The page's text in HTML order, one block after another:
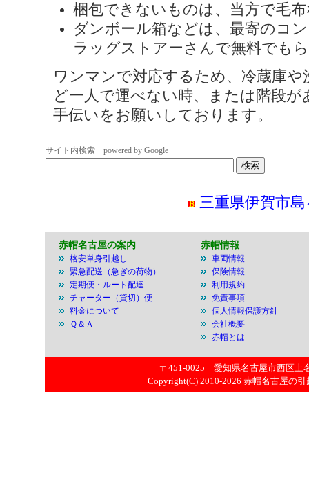
梱包できないものは、当方で毛
ダンボール箱などは、最寄のコ
ラッグストアーさんで無料でも
ワンマンで対応するため、冷蔵庫
ど一人で運べない時、または階段
手伝いをお願いしております。
サイト内検索 powered by Google
三重県伊賀市
赤帽名古屋の案内
格安単身引越し
緊急配送（急ぎの荷物）
定期便・ルート配達
チャーター（貸切）便
料金について
Ｑ＆Ａ
赤帽情報
車両情報
保険情報
利用規約
免責事項
個人情報保護方針
会社概要
赤帽とは
〒451-0025 愛知県名古屋市西区上
Copyright(C) 2010-2026 赤帽名古屋の引